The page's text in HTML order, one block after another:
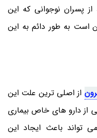
کنند. فقط 10 درصد از پسران نوجوانی که این
است به طور دائم به این
از اصلی ترین علت این
از دارو های خاص بیماری
تواند باعث ایجاد این